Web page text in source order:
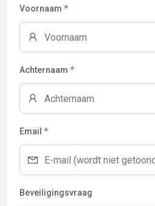
Voornaam *
Achternaam *
Email *
Beveiligingsvraag